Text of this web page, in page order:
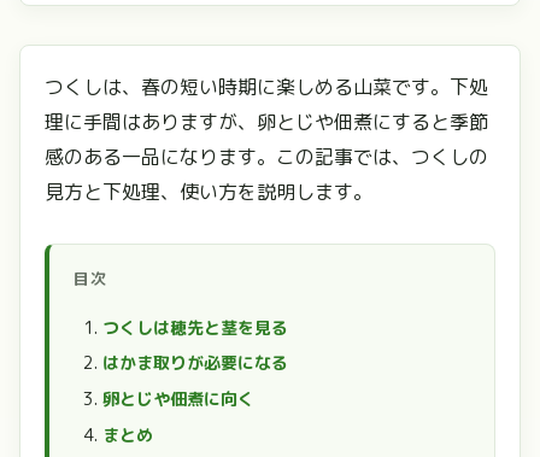
つくしは、春の短い時期に楽しめる山菜です。下処
理に手間はありますが、卵とじや佃煮にすると季節
感のある一品になります。この記事では、つくしの
見方と下処理、使い方を説明します。
目次
つくしは穂先と茎を見る
はかま取りが必要になる
卵とじや佃煮に向く
まとめ